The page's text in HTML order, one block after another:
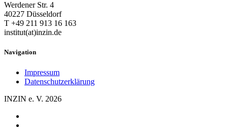
Werdener Str. 4
40227 Düsseldorf
T +49 211 913 16 163
institut(at)inzin.de
Navigation
Impressum
Datenschutzerklärung
INZIN e. V. 2026